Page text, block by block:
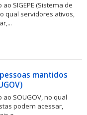
SIGEPE (Sistema de
qual servidores ativos,
mantidos
SOUGOV, no qual
podem acessar,